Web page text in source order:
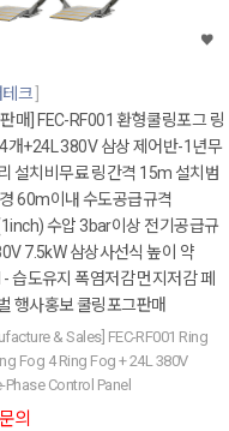
크
매] FEC-RF001 환형쿨링포그 링
개+24L 380V 삼상 제어반-1년무
설치비무료 링간격 15m 설치범
60m이내 수도공급규격
수압 3bar이상 전기공급규
7.5kW 삼상사선식 높이 약
습도유지 폭염저감 먼지저감 페
행사홍보 쿨링포그판매
& Sales] FEC-RF001 Ring
Fog 4 Ring Fog + 24L 380V
Phase Control Panel
의